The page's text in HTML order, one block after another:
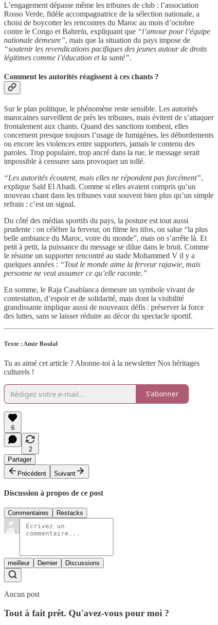
L’engagement dépasse même les tribunes de club : l’association
Rosso Verde, fidèle accompagnatrice de la sélection nationale, a
choisi de boycotter les rencontres du Maroc au mois d’octobre
contre le Congo et Bahreïn, expliquant que “l’amour pour l’équipe
nationale demeure”, mais que la situation du pays impose de
“soutenir les revendications pacifiques des jeunes autour de droits
légitimes comme l’éducation et la santé”.
Comment les autorités réagissent à ces chants ?
Sur le plan politique, le phénomène reste sensible. Les autorités
marocaines surveillent de près les tribunes, mais évitent de s’attaquer
frontalement aux chants. Quand des sanctions tombent, elles
concernent presque toujours l’usage de fumigènes, les débordements
ou encore les violences entre supporters, jamais le contenu des
paroles. Trop populaire, trop ancré dans la rue, le message serait
impossible à censurer sans provoquer un tollé.
“Les autorités écoutent, mais elles ne répondent pas forcément”,
explique Saïd El Abadi. Comme si elles avaient compris qu’un
nouveau chant dans les tribunes vaut souvent bien plus qu’un simple
refrain : c’est un signal.
Du côté des médias sportifs du pays, la posture est tout aussi
prudente : on célèbre la ferveur, on filme les tifos, on salue “la plus
belle ambiance du Maroc, voire du monde”, mais on s’arrête là. Et
petit à petit, la puissance du message se dilue dans le bruit. Comme
le résume un supporter rencontré au stade Mohammed V il y a
quelques années : “Tout le monde aime la ferveur rajawie, mais
personne ne veut assumer ce qu’elle raconte.”
En somme, le Raja Casablanca demeure un symbole vivant de
contestation, d’espoir et de solidarité, mais dont la visibilité
grandissante implique aussi de nouveaux défis : préserver la force
des luttes, sans se laisser réduire au décor du spectacle sportif.
Texte : Amir Boulal
Tu as aimé cet article ? Abonne-toi à la newsletter Nos héritages
culturels !
S'abonner
6
2
Partager
Précédent
Suivant
Discussion à propos de ce post
Commentaires Restacks
meilleur Dernier Discussions
Aucun post
Tout à fait prêt. Qu'avez-vous pour moi ?